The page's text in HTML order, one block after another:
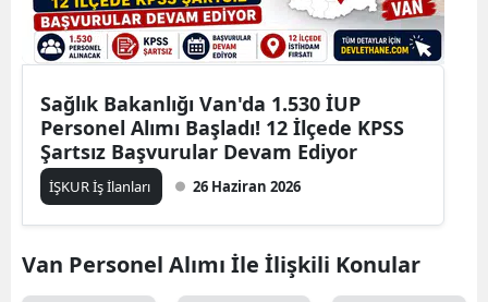
Sağlık Bakanlığı Van'da 1.530 İUP
Personel Alımı Başladı! 12 İlçede KPSS
Şartsız Başvurular Devam Ediyor
İŞKUR İş İlanları 26 Haziran 2026
Van Personel Alımı İle İlişkili Konular